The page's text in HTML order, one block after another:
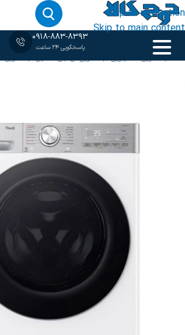
Skip to navigation
Skip to main content
0918-883-8393
پاسخگویی 24 ساعت
خانه‹لباسشویی 12 کیلویی /لباسشویی ال جی/ماشین لباسشویی